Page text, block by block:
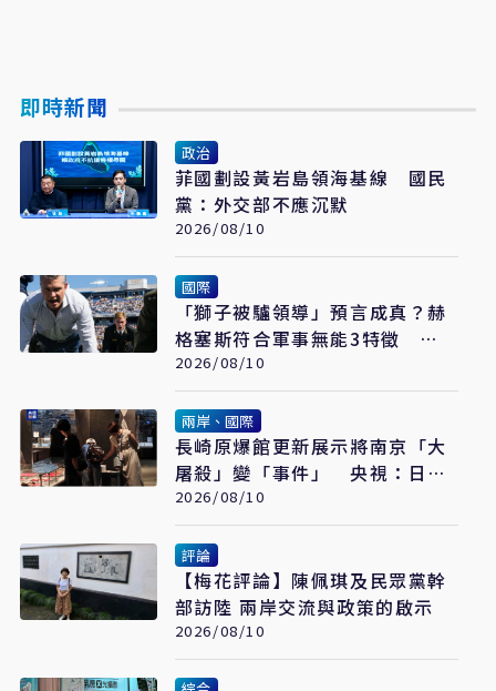
即時新聞
政治
菲國劃設黃岩島領海基線 國民
黨：外交部不應沉默
2026/08/10
國際
「獅子被驢領導」預言成真？赫
格塞斯符合軍事無能3特徵
《軍事無能心理學》半世紀後受
矚目
2026/08/10
兩岸、國際
長崎原爆館更新展示將南京「大
屠殺」變「事件」 央視：日本
又在偷改歷史
2026/08/10
評論
【梅花評論】陳佩琪及民眾黨幹
部訪陸 兩岸交流與政策的啟示
2026/08/10